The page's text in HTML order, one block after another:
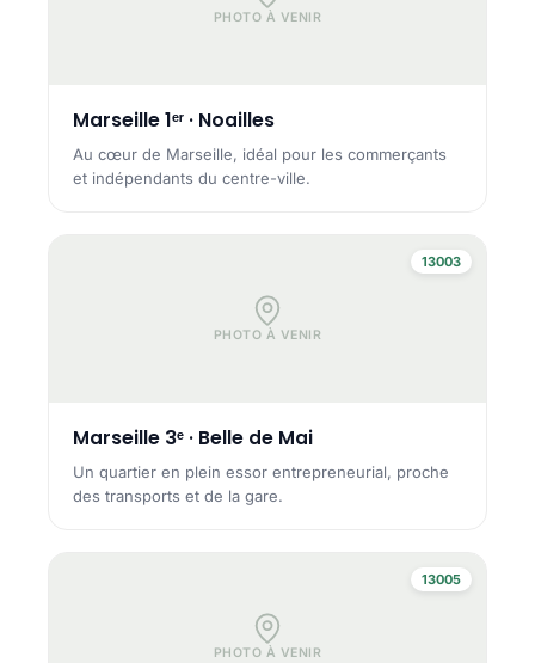
PHOTO À VENIR
Marseille 1ᵉʳ · Noailles
Au cœur de Marseille, idéal pour les commerçants
et indépendants du centre-ville.
PHOTO À VENIR
13003
Marseille 3ᵉ · Belle de Mai
Un quartier en plein essor entrepreneurial, proche
des transports et de la gare.
PHOTO À VENIR
13005